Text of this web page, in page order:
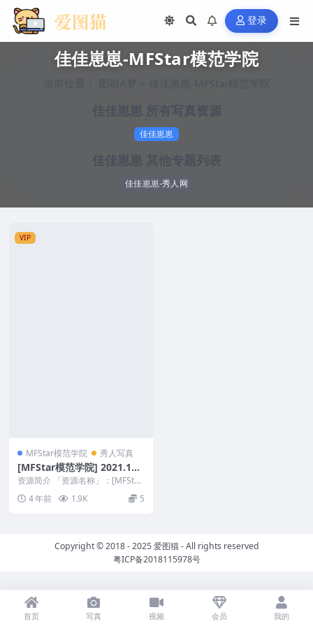
登录
佳佳崽崽-MFStar模范学院
佳佳崽崽
佳佳崽崽-秀人网
VIP
MFStar模范学院 秀人写真
[MFStar模范学院] 2021.10.
18 VOL.536 佳佳崽崽 眼镜O
L系列
资源简介 「资源名称」：[MFStar
4 年前 1.9K 5
Copyright © 2018 - 2025爱图猫- All rights reserved
粤ICP备2018115978号
首页 写真 视频 会员 我的